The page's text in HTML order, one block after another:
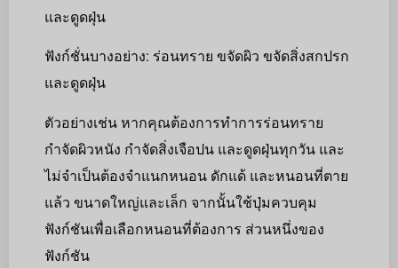
และดูดฝุ่น
ฟังก์ชั่นบางอย่าง: ร่อนทราย ขจัดผิว ขจัดสิ่งสกปรก
และดูดฝุ่น
ตัวอย่างเช่น หากคุณต้องการทำการร่อนทราย
กำจัดผิวหนัง กำจัดสิ่งเจือปน และดูดฝุ่นทุกวัน และ
ไม่จำเป็นต้องจำแนกหนอน ดักแด้ และหนอนที่ตาย
แล้ว ขนาดใหญ่และเล็ก จากนั้นใช้ปุ่มควบคุม
ฟังก์ชันเพื่อเลือกหนอนที่ต้องการ ส่วนหนึ่งของ
ฟังก์ชัน